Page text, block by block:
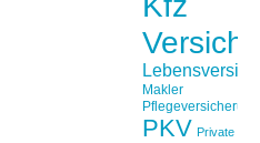
Makler
Pflegeversicherung
PKV Private